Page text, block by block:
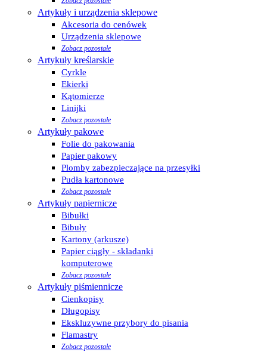
Artykuły i urządzenia sklepowe
Akcesoria do cenówek
Urządzenia sklepowe
Zobacz pozostałe
Artykuły kreślarskie
Cyrkle
Ekierki
Kątomierze
Linijki
Zobacz pozostałe
Artykuły pakowe
Folie do pakowania
Papier pakowy
Plomby zabezpieczające na przesyłki
Pudła kartonowe
Zobacz pozostałe
Artykuły papiernicze
Bibułki
Bibuły
Kartony (arkusze)
Papier ciągły - składanki
komputerowe
Zobacz pozostałe
Artykuły piśmiennicze
Cienkopisy
Długopisy
Ekskluzywne przybory do pisania
Flamastry
Zobacz pozostałe